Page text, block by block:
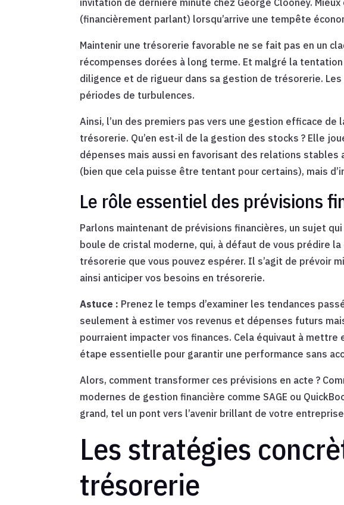
invitation de dernière minute chez George Clooney.
(financièrement parlant) lorsqu’arrive une tempête
Maintenir une trésorerie favorable ne se fait pas en un
récompenses dorées à long terme. Et malgré la
diligence et de rigueur dans sa gestion de trésorerie. Les
périodes de turbulences.
Ainsi, l’un des premiers pas vers une gestion efficace
trésorerie. Qu’en est-il de la gestion des stocks ? Elle
dépenses mais aussi en favorisant des relations stables
(bien que cela puisse être tentant pour certains), mais
Le rôle essentiel des prévisions
Parlons maintenant de prévisions financières, un sujet
boule de cristal moderne, qui, à défaut de vous prédire
trésorerie que vous pouvez espérer. Il s’agit de prévoir
ainsi anticiper vos besoins en trésorerie.
Astuce : Prenez le temps d’examiner les tendances
seulement à estimer vos revenus et dépenses futurs
pourraient impacter vos finances. Cela équivaut à mettre
étape essentielle pour garantir une performance sans
Alors, comment transformer ces prévisions en acte ?
modernes de gestion financière comme SAGE ou
grand, tel un pont vers l’avenir brillant de votre
Les stratégies
trésorerie